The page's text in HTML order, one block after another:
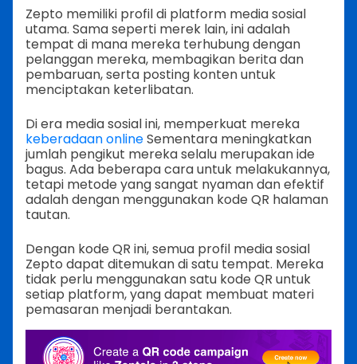
Zepto memiliki profil di platform media sosial
utama. Sama seperti merek lain, ini adalah
tempat di mana mereka terhubung dengan
pelanggan mereka, membagikan berita dan
pembaruan, serta posting konten untuk
menciptakan keterlibatan.
Di era media sosial ini, memperkuat mereka
keberadaan onlineSementara meningkatkan
jumlah pengikut mereka selalu merupakan ide
bagus. Ada beberapa cara untuk melakukannya,
tetapi metode yang sangat nyaman dan efektif
adalah dengan menggunakan kode QR halaman
tautan.
Dengan kode QR ini, semua profil media sosial
Zepto dapat ditemukan di satu tempat. Mereka
tidak perlu menggunakan satu kode QR untuk
setiap platform, yang dapat membuat materi
pemasaran menjadi berantakan.